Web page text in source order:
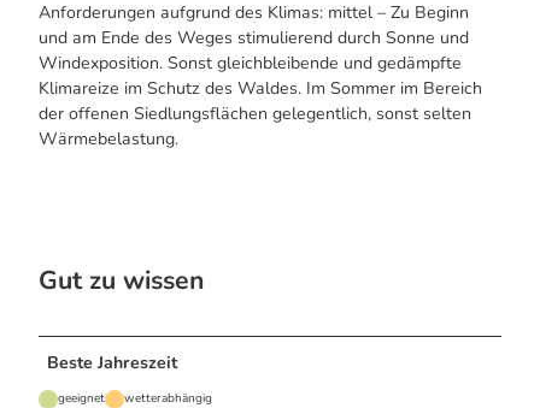
Anforderungen aufgrund des Klimas: mittel – Zu Beginn
und am Ende des Weges stimulierend durch Sonne und
Windexposition. Sonst gleichbleibende und gedämpfte
Klimareize im Schutz des Waldes. Im Sommer im Bereich
der offenen Siedlungsflächen gelegentlich, sonst selten
Wärmebelastung.
Gut zu wissen
Beste Jahreszeit
geeignet wetterabhängig